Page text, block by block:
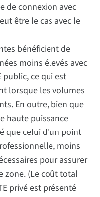
de connexion avec
être le cas avec le
bénéficient de
moins élevés avec
public, ce qui est
lorsque les volumes
En outre, bien que
haute puissance
que celui d'un point
moins
pour assurer
zone. (Le coût total
privé est présenté